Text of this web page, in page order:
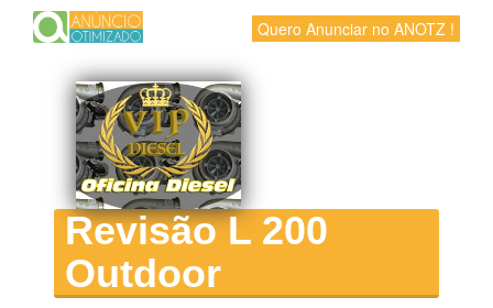
Quero Anunciar no ANOTZ !
Revisão L 200
Outdoor